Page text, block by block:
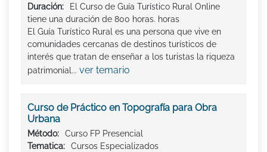
Duración:
El Curso de Guía Turístico Rural Online
tiene una duración de 800 horas. horas
El Guía Turístico Rural es una persona que vive en
comunidades cercanas de destinos turísticos de
interés que tratan de enseñar a los turistas la riqueza
patrimonial... ver temario
Curso de Práctico en Topografía para Obra
Urbana
Método:
Curso FP Presencial
Tematica:
Cursos Especializados